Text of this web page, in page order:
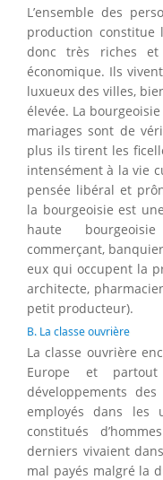
L’ensemble des
production constitue
donc très riches et
économique. Ils
luxueux des villes,
élevée. La
mariages sont de
plus ils tirent les
intensément à la vie
pensée libéral et
la bourgeoisie est
haute
commerçant,
eux qui occupent la
architecte,
petit producteur).
B. La classe ouvrière
La classe ouvrière
Europe et
développements
employés dans les
constitués
derniers vivaient
mal payés malgré la